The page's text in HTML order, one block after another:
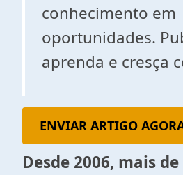
conhecimento em
oportunidades.
aprenda e cresça
ENVIAR ARTIGO
Desde 2006, mais de